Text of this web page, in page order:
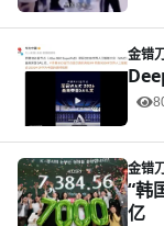
金错
金错
“韩
亿